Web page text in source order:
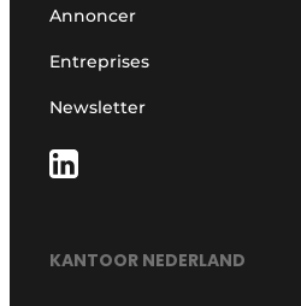
Annoncer
Entreprises
Newsletter
KANTOOR NEDERLAND